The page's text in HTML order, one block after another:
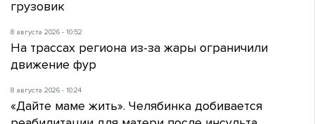
грузовик
8 августа 2026 - 10:52
На трассах региона из-за жары ограничили
движение фур
8 августа 2026 - 10:24
«Дайте маме жить». Челябинка добивается